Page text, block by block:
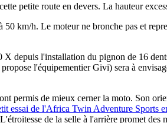
petite route en devers. La hauteur
km/h. Le moteur ne bronche pas et
depuis l'installation du pignon de 16
l'équipementier Givi) sera à
permis de mieux cerner la moto. Son
essai de l'Africa Twin Adventure Sports
de la selle à l'arrière promet des